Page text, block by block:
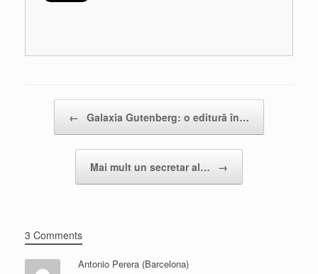
← Galaxia Gutenberg: o editură în…
Mai mult un secretar al… →
3 Comments
Antonio Perera (Barcelona)